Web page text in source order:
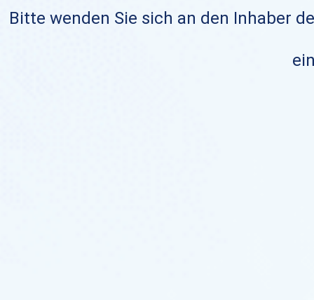
Bitte wenden Sie sich an den Inhaber